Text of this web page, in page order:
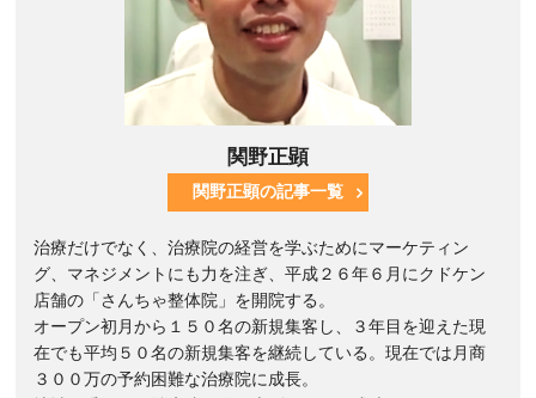
関野正顕
関野正顕の記事一覧
治療だけでなく、治療院の経営を学ぶためにマーケティン
グ、マネジメントにも力を注ぎ、平成２６年６月にクドケン
店舗の「さんちゃ整体院」を開院する。
オープン初月から１５０名の新規集客し、３年目を迎えた現
在でも平均５０名の新規集客を継続している。現在では月商
３００万の予約困難な治療院に成長。